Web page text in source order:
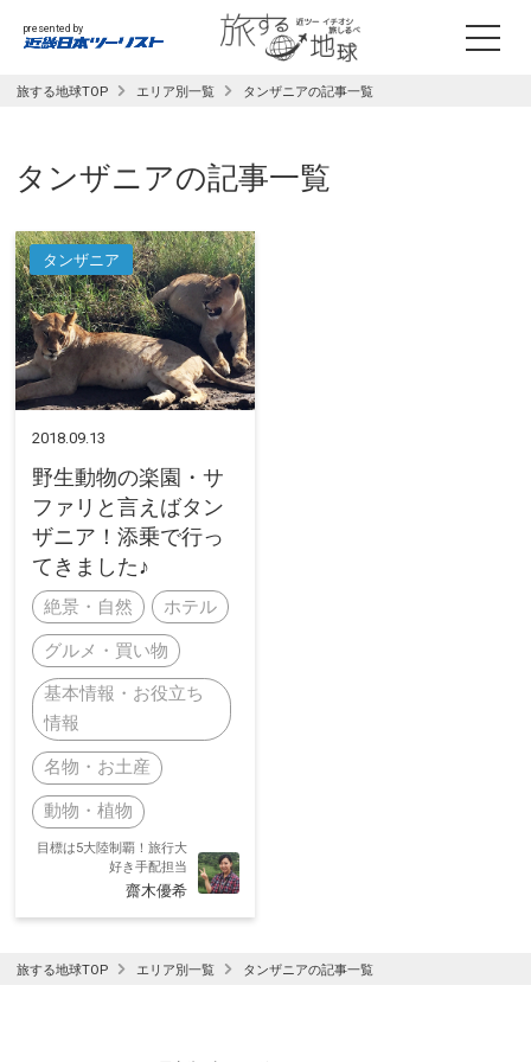
presented by
旅する地球TOP エリア別一覧 タンザニアの記事一覧
タンザニアの記事一覧
タンザニア
2018.09.13
野生動物の楽園・サ
ファリと言えばタン
ザニア！添乗で行っ
てきました♪
絶景・自然 ホテル
グルメ・買い物
基本情報・お役立ち
情報
名物・お土産
動物・植物
目標は5大陸制覇！旅行大
好き手配担当
齋木優希
旅する地球TOP エリア別一覧 タンザニアの記事一覧